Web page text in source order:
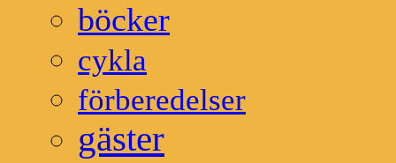
böcker
cykla
förberedelser
gäster